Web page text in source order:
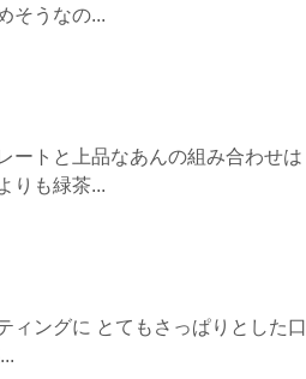
そうなの...
ートと上品なあんの組み合わせは
りも緑茶...
ィングに とてもさっぱりとした口